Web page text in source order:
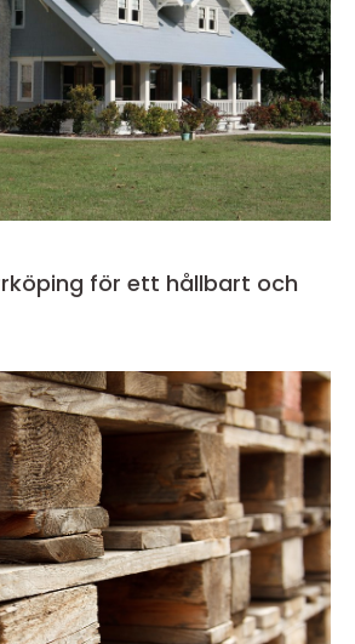
för ett hållbart och